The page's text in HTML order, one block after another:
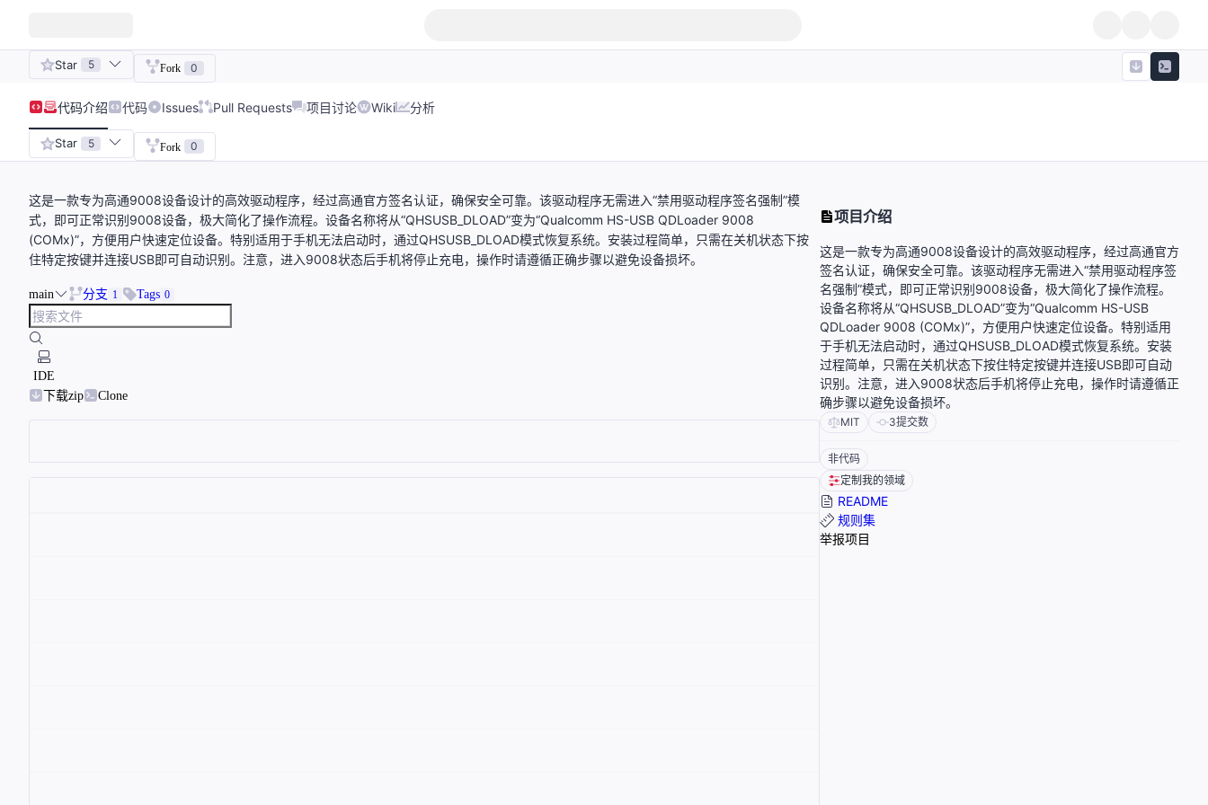
Star 5 Fork 0
代码介绍 代码 Issues Pull Requests 项目讨论 Wiki 分析
Star 5 Fork 0
这是一款专为高通9008设备设计的高效驱动程序，经过高通官方签名认证，确保安全可靠。该驱动程序无需进入“禁用驱动程序签名强制”模
式，即可正常识别9008设备，极大简化了操作流程。设备名称将从“QHSUSB_DLOAD”变为“Qualcomm HS-USB QDLoader 9008
(COMx)”，方便用户快速定位设备。特别适用于手机无法启动时，通过QHSUSB_DLOAD模式恢复系统。安装过程简单，只需在关机状态下按
住特定按键并连接USB即可自动识别。注意，进入9008状态后手机将停止充电，操作时请遵循正确步骤以避免设备损坏。
main 分支 1 Tags 0
IDE
下载zip
Clone
项目介绍
这是一款专为高通9008设备设计的高效驱动程序，经过高通官方
签名认证，确保安全可靠。该驱动程序无需进入“禁用驱动程序签
名强制”模式，即可正常识别9008设备，极大简化了操作流程。
设备名称将从“QHSUSB_DLOAD”变为“Qualcomm HS-USB
QDLoader 9008 (COMx)”，方便用户快速定位设备。特别适用
于手机无法启动时，通过QHSUSB_DLOAD模式恢复系统。安装
过程简单，只需在关机状态下按住特定按键并连接USB即可自动
识别。注意，进入9008状态后手机将停止充电，操作时请遵循正
确步骤以避免设备损坏。
MIT 3提交数
非代码
定制我的领域
README
规则集
举报项目